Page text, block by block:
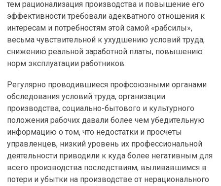
тем рационализация производства и повышение его
эффективности требовали адекватного отношения к
интересам и потребностям этой самой «рабсилы»,
весьма чувствительной к ухудшению условий труда,
снижению реальной заработной платы, повышению
норм эксплуатации работников.
Регулярно проводившиеся профсоюзными органами
обследования условий труда, организации
производства, социально-бытового и культурного
положения рабочих давали более чем убедительную
информацию о том, что недостатки и просчеты
управленцев, низкий уровень их профессиональной
деятельности приводили к куда более негативным для
всего производства последствиям, выливавшимся в
потери и убытки на производстве от нерационального